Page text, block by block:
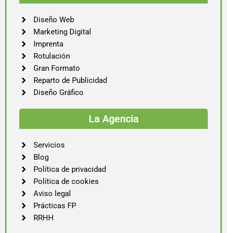
Diseño Web
Marketing Digital
Imprenta
Rotulación
Gran Formato
Reparto de Publicidad
Diseño Gráfico
La Agencia
Servicios
Blog
Política de privacidad
Política de cookies
Aviso legal
Prácticas FP
RRHH